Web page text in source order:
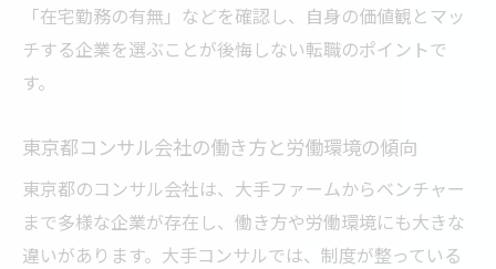
「在宅勤務の有無」などを確認し、自身の価値観とマッ
チする企業を選ぶことが後悔しない転職のポイントで
す。
東京都コンサル会社の働き方と労働環境の傾向
東京都のコンサル会社は、大手ファームからベンチャー
まで多様な企業が存在し、働き方や労働環境にも大きな
違いがあります。大手コンサルでは、制度が整っている